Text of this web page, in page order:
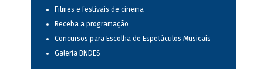
Filmes e festivais de cinema
Receba a programação
Concursos para Escolha de Espetáculos Musicais
Galeria BNDES